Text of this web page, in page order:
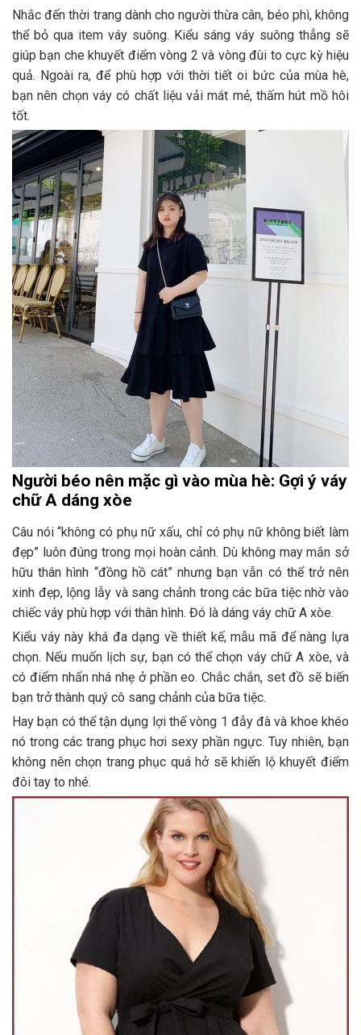
Nhắc đến thời trang dành cho người thừa cân, béo phì, không
thể bỏ qua item váy suông. Kiểu sáng váy suông thẳng sẽ
giúp bạn che khuyết điểm vòng 2 và vòng đùi to cực kỳ hiệu
quả. Ngoài ra, để phù hợp với thời tiết oi bức của mùa hè,
bạn nên chọn váy có chất liệu vải mát mẻ, thấm hút mồ hôi
tốt.
Người béo nên mặc gì vào mùa hè: Gợi ý váy
chữ A dáng xòe
Câu nói “không có phụ nữ xấu, chỉ có phụ nữ không biết làm
đẹp” luôn đúng trong mọi hoàn cảnh. Dù không may mắn sở
hữu thân hình “đồng hồ cát” nhưng bạn vẫn có thể trở nên
xinh đẹp, lộng lẫy và sang chảnh trong các bữa tiệc nhờ vào
chiếc váy phù hợp với thân hình. Đó là dáng váy chữ A xòe.
Kiểu váy này khá đa dạng về thiết kế, mẫu mã để nàng lựa
chọn. Nếu muốn lịch sự, bạn có thể chọn váy chữ A xòe, và
có điểm nhấn nhá nhẹ ở phần eo. Chắc chắn, set đồ sẽ biến
bạn trở thành quý cô sang chảnh của bữa tiệc.
Hay bạn có thể tận dụng lợi thế vòng 1 đẫy đà và khoe khéo
nó trong các trang phục hơi sexy phần ngực. Tuy nhiên, bạn
không nên chọn trang phục quá hở sẽ khiến lộ khuyết điểm
đôi tay to nhé.